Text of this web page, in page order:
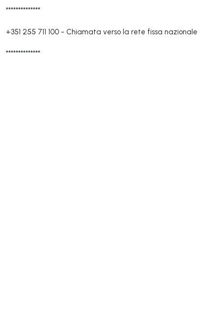
**************
+351 255 711 100 - Chiamata verso la rete fissa nazionale
**************